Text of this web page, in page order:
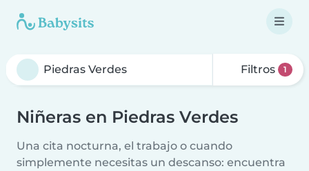
Filtros 1
Niñeras en Piedras Verdes
Una cita nocturna, el trabajo o cuando
simplemente necesitas un descanso: encuentra